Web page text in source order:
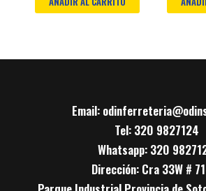
Email:
Tel: 320 9827124
Whatsapp: 320
Dirección: Cra 33W #